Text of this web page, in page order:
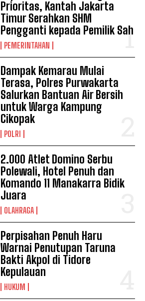
Prioritas, Kantah Jakarta
Timur Serahkan SHM
Pengganti kepada Pemilik Sah
PEMERINTAHAN
Dampak Kemarau Mulai
Terasa, Polres Purwakarta
Salurkan Bantuan Air Bersih
untuk Warga Kampung
Cikopak
POLRI
2.000 Atlet Domino Serbu
Polewali, Hotel Penuh dan
Komando 11 Manakarra Bidik
Juara
OLAHRAGA
Perpisahan Penuh Haru
Warnai Penutupan Taruna
Bakti Akpol di Tidore
Kepulauan
HUKUM